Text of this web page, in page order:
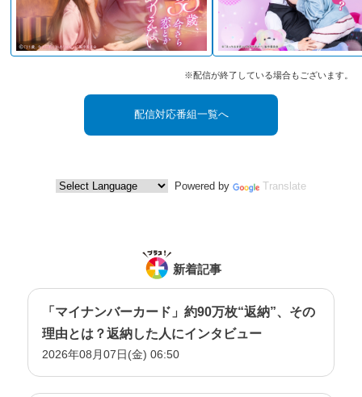
※配信が終了している場合もございます。
配信対応番組一覧へ
Powered by Translate
新着記事
「マイナンバーカード」約90万枚“返納”、その
理由とは？返納した人にインタビュー
2026年08月07日(金) 06:50